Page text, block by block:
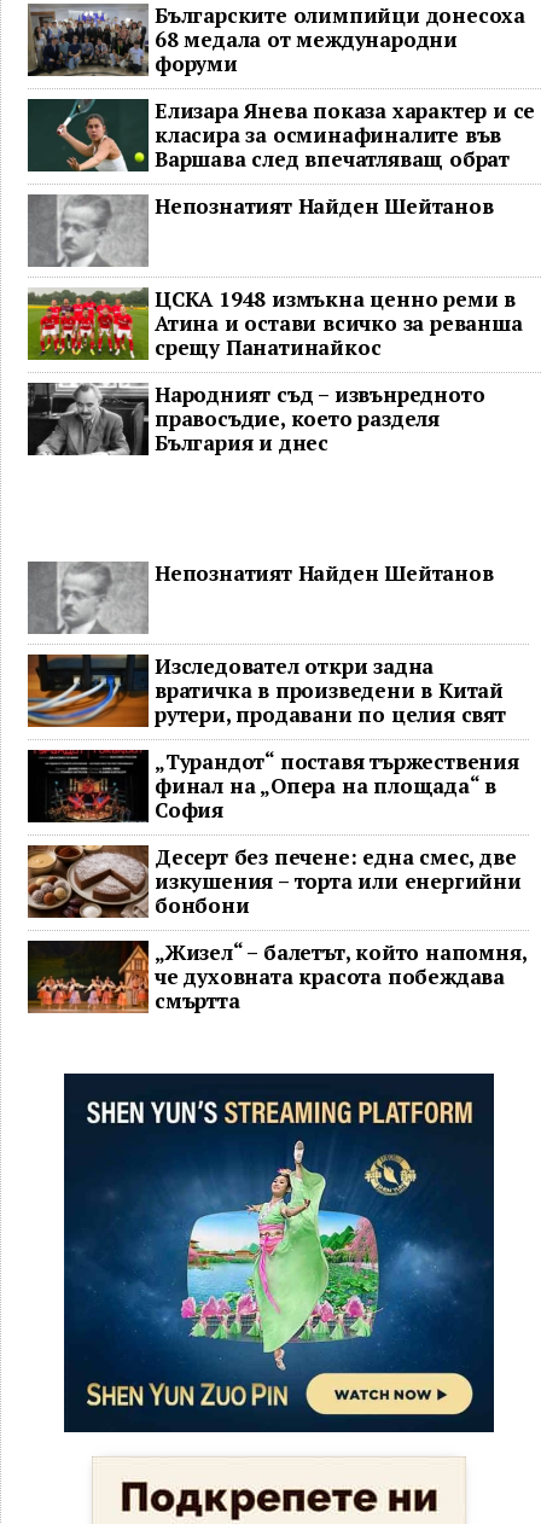
Българските олимпийци донесоха
68 медала от международни
форуми
Елизара Янева показа характер и се
класира за осминафиналите във
Варшава след впечатляващ обрат
Непознатият Найден Шейтанов
ЦСКА 1948 измъкна ценно реми в
Атина и остави всичко за реванша
срещу Панатинайкос
Народният съд – извънредното
правосъдие, което разделя
България и днес
Непознатият Найден Шейтанов
Изследовател откри задна
вратичка в произведени в Китай
рутери, продавани по целия свят
„Турандот“ поставя тържествения
финал на „Опера на площада“ в
София
Десерт без печене: една смес, две
изкушения – торта или енергийни
бонбони
„Жизел“ – балетът, който напомня,
че духовната красота побеждава
смъртта